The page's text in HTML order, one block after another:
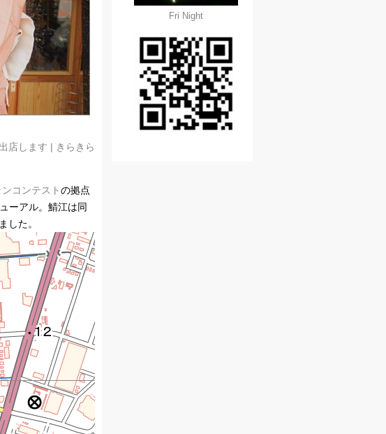
店します | きらきら
コンテストの拠点
ーアル。鯖江は同
した。
Fri Night